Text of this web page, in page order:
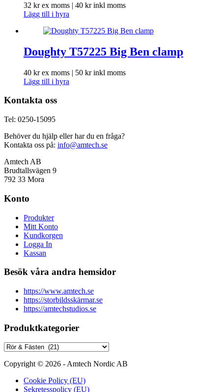
32 krex moms | 40 krinkl moms
Lägg till i hyra
Doughty T57225 Big Ben clamp
40 krex moms | 50 krinkl moms
Lägg till i hyra
Kontakta oss
Tel: 0250-15095
Behöver du hjälp eller har du en fråga?
Kontakta oss på: info@amtech.se
Amtech AB
Brudtallsvägen 9
792 33 Mora
Konto
Produkter
Mitt Konto
Kundkorgen
Logga In
Kassan
Besök våra andra hemsidor
https://www.amtech.se
https://storbildsskärmar.se
https://amtechstudios.se
Produktkategorier
Copyright © 2026 - Amtech Nordic AB
Cookie Policy (EU)
Sekretesspolicy (EU)